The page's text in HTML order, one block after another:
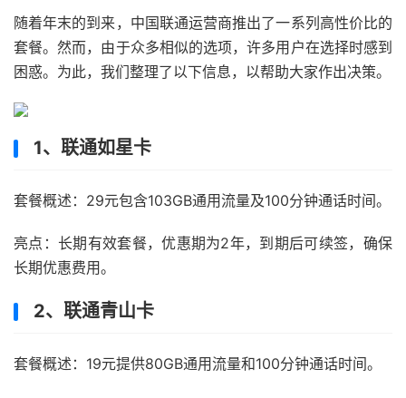
随着年末的到来，中国联通运营商推出了一系列高性价比的
套餐。然而，由于众多相似的选项，许多用户在选择时感到
困惑。为此，我们整理了以下信息，以帮助大家作出决策。
1、联通如星卡
套餐概述：29元包含103GB通用流量及100分钟通话时间。
亮点：长期有效套餐，优惠期为2年，到期后可续签，确保
长期优惠费用。
2、联通青山卡
套餐概述：19元提供80GB通用流量和100分钟通话时间。